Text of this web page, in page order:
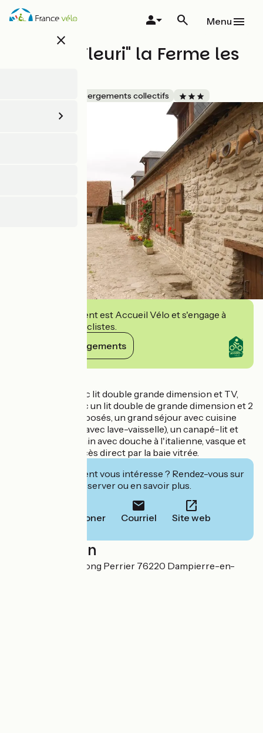
Aller
au
close
Menu
"Le Clos Fleuri" la Ferme les
Hébergements collectifs
Cet établissement est Accueil Vélo et s'engage à
accueillir des cyclistes.
Voir ses engagements
Une chambre avec lit double grande dimension et TV,
une chambre avec un lit double de grande dimension et 2
lits simples superposés, un grand séjour avec cuisine
ouverte équipée (avec lave-vaisselle), un canapé-lit et
TV, une salle de bain avec douche à l'italienne, vasque et
wc, jardin avec accès direct par la baie vitrée.
Cet établissement vous intéresse ? Rendez-vous sur
leur site pour réserver ou en savoir plus.
Téléphoner Courriel Site web
Localisation
1542 Chemin du Long Perrier 76220 Dampierre-en-